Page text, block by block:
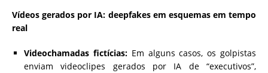
Vídeos gerados por IA: deepfakes em esquemas em tempo
real
Videochamadas fictícias:Em alguns casos, os golpistas
enviam videoclipes gerados por IA de “executivos”,